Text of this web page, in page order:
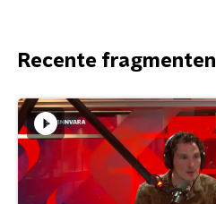
Recente fragmenten